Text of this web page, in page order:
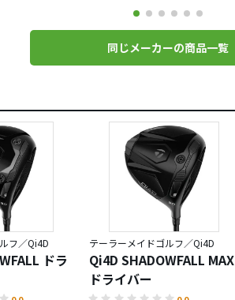
同じメーカーの商品一覧
フ／Qi4D
ドラ
テーラーメイドゴルフ／Qi4D
Qi4D SHADOWFALL MAX
ドライバー